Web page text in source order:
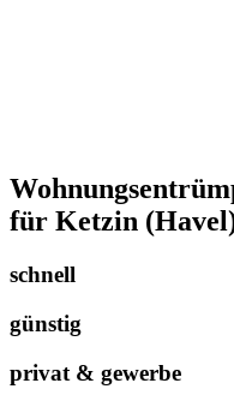
für Ketzin
schnell
günstig
privat & gewerbe